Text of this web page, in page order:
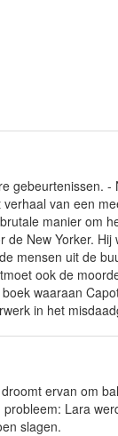
gebeurtenissen.
van een
manier om
New Yorker.
mensen uit de
ook de
waaraan
in het
ervan om
Lara
slagen.